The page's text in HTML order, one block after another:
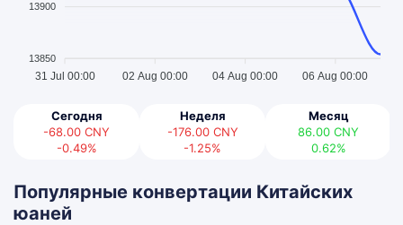
13900
13850
31 Jul 00:00 02 Aug 00:00 04 Aug 00:00 06 Aug 00:00
Сегодня
-68.00 CNY
-0.49%
Неделя
-176.00 CNY
-1.25%
Месяц
86.00 CNY
0.62%
Популярные конвертации Китайских
юаней